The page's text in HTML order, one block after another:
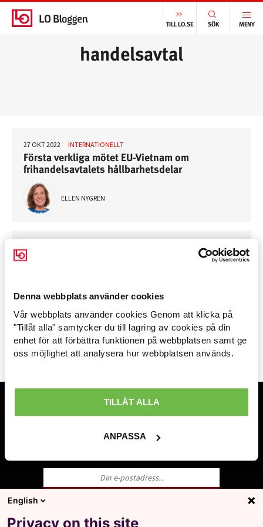
Denna webbplats använder cookies
Vår webbplats använder cookies Genom att klicka på
"Tillåt alla" samtycker du till lagring av cookies på din
enhet för att förbättra funktionen på webbplatsen samt ge
oss möjlighet att analysera hur webbplatsen används.
TILLÅT ALLA
ANPASSA
TILL LO.SE SÖK MENY
Arbetsmarknad »
Avtal löner & arbetsrätt »
Internationellt »
Välfärd »
Distriktsbloggare »
START/
handelsavtal
27 OKT 2022 INTERNATIONELLT
Första verkliga mötet EU-Vietnam om
frihandelsavtalets hållbarhetsdelar
ELLEN NYGREN
26 SEP 2022
EESKs första möte efter sommaren
TILL TOPPEN AV SIDAN
Prenumerera på inlägg
Ange din mailadress och få en notifikation när
Ja, jag godkänner att LO behandlar mina
English
Privacy on this site